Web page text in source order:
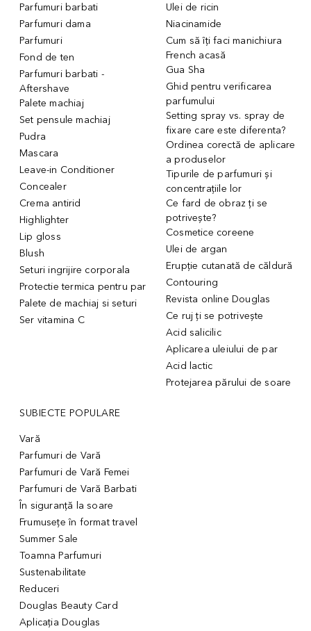
Parfumuri barbati
Parfumuri dama
Parfumuri
Fond de ten
Parfumuri barbati -
Aftershave
Palete machiaj
Set pensule machiaj
Pudra
Mascara
Leave-in Conditioner
Concealer
Crema antirid
Highlighter
Lip gloss
Blush
Seturi ingrijire corporala
Protectie termica pentru par
Palete de machiaj si seturi
Ser vitamina C
Ulei de ricin
Niacinamide
Cum să îți faci manichiura
French acasă
Gua Sha
Ghid pentru verificarea
parfumului
Setting spray vs. spray de
fixare care este diferenta?
Ordinea corectă de aplicare
a produselor
Tipurile de parfumuri și
concentrațiile lor
Ce fard de obraz ți se
potrivește?
Cosmetice coreene
Ulei de argan
Erupție cutanată de căldură
Contouring
Revista online Douglas
Ce ruj ți se potrivește
Acid salicilic
Aplicarea uleiului de par
Acid lactic
Protejarea părului de soare
SUBIECTE POPULARE
Vară
Parfumuri de Vară
Parfumuri de Vară Femei
Parfumuri de Vară Barbati
În siguranță la soare
Frumusețe în format travel
Summer Sale
Toamna Parfumuri
Sustenabilitate
Reduceri
Douglas Beauty Card
Aplicația Douglas